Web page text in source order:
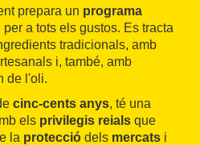
prepara un programa
per a tots els gustos. Es tracta
tradicionals, amb
i, també, amb
de l'oli.
cinc-cents anys, té una
els privilegis reials que
la protecció dels mercats i